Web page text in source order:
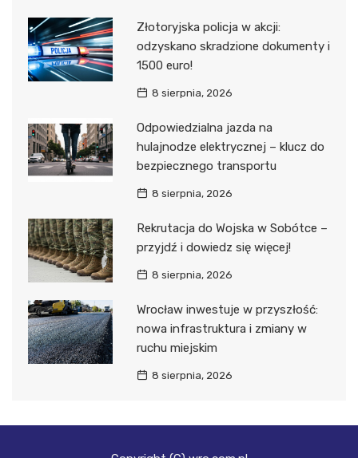
Złotoryjska policja w akcji:
odzyskano skradzione dokumenty i
1500 euro!
8 sierpnia, 2026
Odpowiedzialna jazda na
hulajnodze elektrycznej – klucz do
bezpiecznego transportu
8 sierpnia, 2026
Rekrutacja do Wojska w Sobótce –
przyjdź i dowiedz się więcej!
8 sierpnia, 2026
Wrocław inwestuje w przyszłość:
nowa infrastruktura i zmiany w
ruchu miejskim
8 sierpnia, 2026